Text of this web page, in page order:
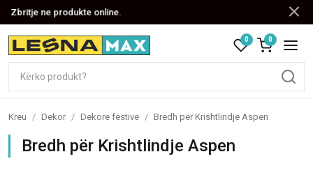
Zbritje ne produkte online.
0 0
Kreu / Dekor / Dekore festive / Bredh për Krishtlindje Aspen
Bredh për Krishtlindje Aspen